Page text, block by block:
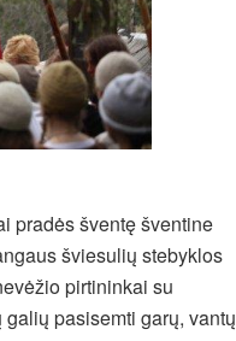
pradės šventę šventine
šviesulių stebyklos
pirtininkai su
pasisemti garų, vantų